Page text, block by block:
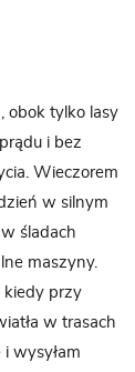
obok tylko lasy
i bez
Wieczorem
w silnym
śladach
maszyny.
kiedy przy
w trasach
wysyłam